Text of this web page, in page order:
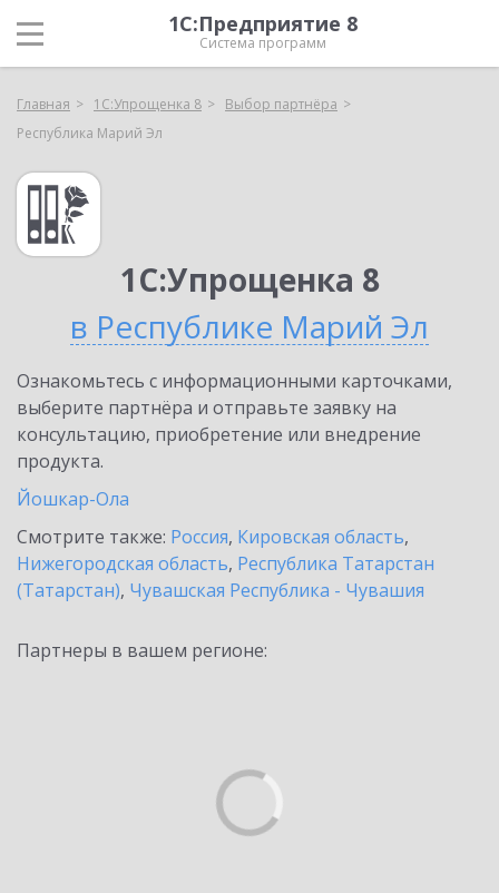
1С:Предприятие 8
Система программ
Главная 1С:Упрощенка 8
Выбор партнёра
Республика Марий Эл
1С:Упрощенка 8
в Республике Марий Эл
Ознакомьтесь с информационными карточками,
выберите партнёра и отправьте заявку на
консультацию, приобретение или внедрение
продукта.
Йошкар-Ола
Смотрите также: Россия, Кировская область,
Нижегородская область, Республика Татарстан
(Татарстан), Чувашская Республика - Чувашия
Партнеры в вашем регионе: